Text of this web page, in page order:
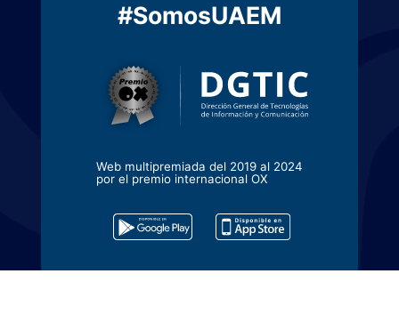
#SomosUAEM
Web multipremiada del 2019 al 2024
por el premio internacional OX